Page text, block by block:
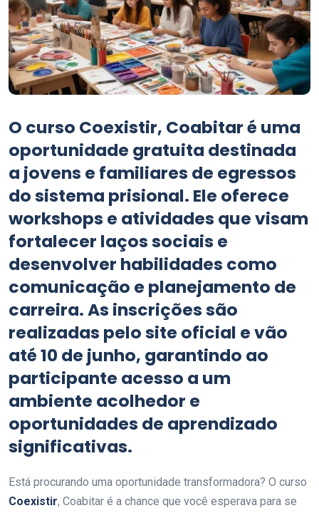
O curso Coexistir, Coabitar é uma
oportunidade gratuita destinada
a jovens e familiares de egressos
do sistema prisional. Ele oferece
workshops e atividades que visam
fortalecer laços sociais e
desenvolver habilidades como
comunicação e planejamento de
carreira. As inscrições são
realizadas pelo site oficial e vão
até 10 de junho, garantindo ao
participante acesso a um
ambiente acolhedor e
oportunidades de aprendizado
significativas.
Está procurando uma oportunidade transformadora? O curso
Coexistir, Coabitar é a chance que você esperava para se